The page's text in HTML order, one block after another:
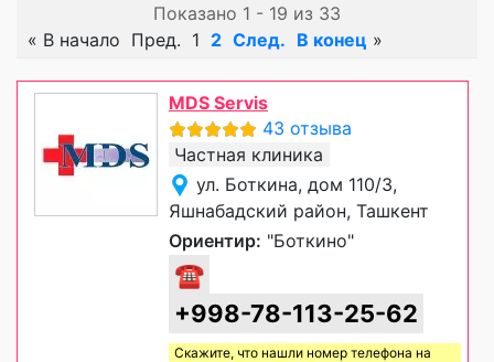
Показано 1 - 19 из 33
« В начало Пред. 1 2 След. В конец »
MDS Servis
43 отзыва
Частная клиника
ул. Боткина, дом 110/3,
Яшнабадский район, Ташкент
Ориентир: "Боткино"
☎
+998-78-113-25-62
Скажите, что нашли номер телефона на